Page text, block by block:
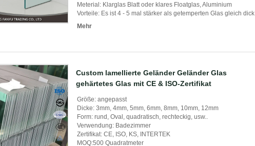
Meterial: Klarglas Blatt oder klares Floatglas, Aluminium
Vorteile: Es ist 4 - 5 mal stärker als getemperten Glas gleich dick
Mehr
Custom lamellierte Geländer Geländer Glas
gehärtetes Glas mit CE & ISO-Zertifikat
Größe: angepasst
Dicke: 3mm, 4mm, 5mm, 6mm, 8mm, 10mm, 12mm
Form: rund, Oval, quadratisch, rechteckig, usw..
Verwendung: Badezimmer
Zertifikat: CE, ISO, KS, INTERTEK
MOQ:500 Quadratmeter